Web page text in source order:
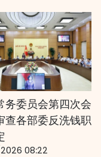
务委员会第四次会
查各部委反洗钱职
08:22